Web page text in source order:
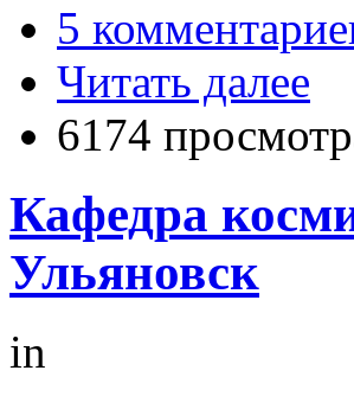
5
Читать далее
6174
Кафедра
Ульяновск
in